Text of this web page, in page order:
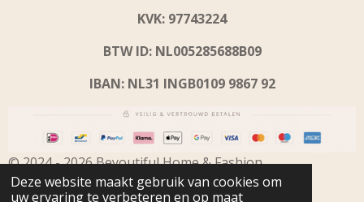
Deze website maakt gebruik van cookies om
uw ervaring te verbeteren en op maat
KVK: 97743224
BTW ID: NL005285688B09
IBAN: NL31 INGB0109 9867 92
© 2024 - 2026 Beyoutiful Home & Fashion